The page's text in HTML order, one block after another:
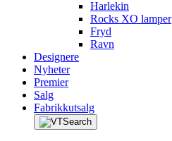
Harlekin
Rocks XO lamper
Fryd
Ravn
Designere
Nyheter
Premier
Salg
Fabrikkutsalg